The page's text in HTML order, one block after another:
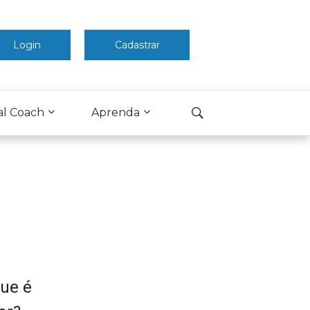
Login Cadastrar
Coach Aprenda
é